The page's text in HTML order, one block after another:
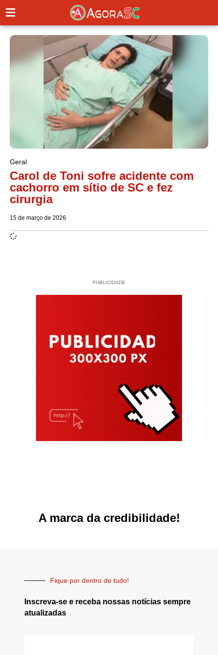
Geral
Carol de Toni sofre acidente com
cachorro em sítio de SC e fez
cirurgia
15 de março de 2026
PUBLICIDADE
A marca da credibilidade!
Fique por dentro de tudo!
Inscreva-se e receba nossas notícias sempre
atualizadas